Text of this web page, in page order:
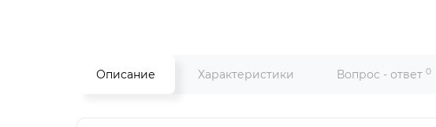
Описание Характеристики Вопрос - ответ 0